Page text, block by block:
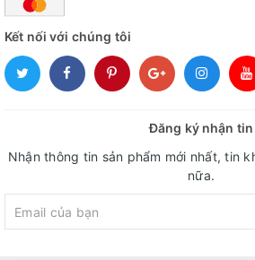
Kết nối với chúng tôi
Đăng ký nhận tin
Nhận thông tin sản phẩm mới nhất, tin
nữa.